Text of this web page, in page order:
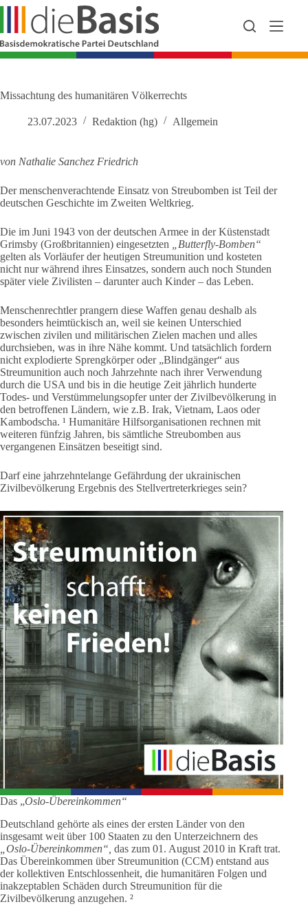
Zum
springen
Missachtung des humanitären Völkerrechts
23.07.2023 Redaktion (hg) Allgemein
von Nathalie Sanchez Friedrich
Der menschenverachtende Einsatz von Streubomben ist Teil der
deutschen Geschichte im Zweiten Weltkrieg.
Die im Juni 1943 von der deutschen Armee in der Küstenstadt
Grimsby (Großbritannien) eingesetzten
„Butterfly-Bomben“
gelten als Vorläufer der heutigen Streumunition und kosteten
nicht nur während ihres Einsatzes, sondern auch noch Stunden
später viele Zivilisten – darunter auch Kinder – das Leben.
Menschenrechtler prangern diese Waffen genau deshalb als
besonders heimtückisch an, weil sie keinen Unterschied
zwischen zivilen und militärischen Zielen machen und alles
durchsieben, was in ihre Nähe kommt. Und tatsächlich fordern
nicht explodierte Sprengkörper oder „Blindgänger“ aus
Streumunition auch noch Jahrzehnte nach ihrer Verwendung
durch die USA und bis in die heutige Zeit jährlich hunderte
Todes- und Verstümmelungsopfer unter der Zivilbevölkerung in
den betroffenen Ländern, wie z.B. Irak, Vietnam, Laos oder
Kambodscha. ¹ Humanitäre Hilfsorganisationen rechnen mit
weiteren fünfzig Jahren, bis sämtliche Streubomben aus
vergangenen Einsätzen beseitigt sind.
Darf eine jahrzehntelange Gefährdung der ukrainischen
Zivilbevölkerung Ergebnis des Stellvertreterkrieges sein?
Das „Oslo-Übereinkommen“
Deutschland gehörte als eines der ersten Länder von den
insgesamt weit über 100 Staaten zu den Unterzeichnern des
„Oslo-Übereinkommen“, das zum 01. August 2010 in Kraft trat.
Das Übereinkommen über Streumunition (CCM) entstand aus
der kollektiven Entschlossenheit, die humanitären Folgen und
inakzeptablen Schäden durch Streumunition für die
Zivilbevölkerung anzugehen. ²